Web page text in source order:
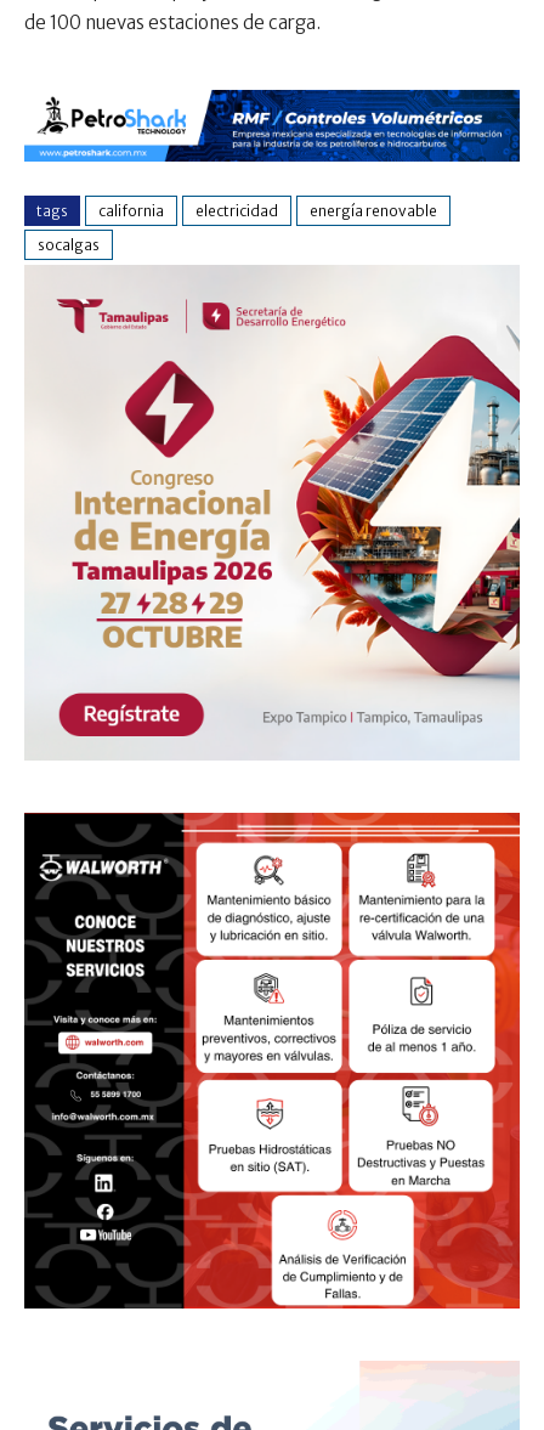
de 100 nuevas estaciones de carga.
tags california electricidad
energía renovable
socalgas